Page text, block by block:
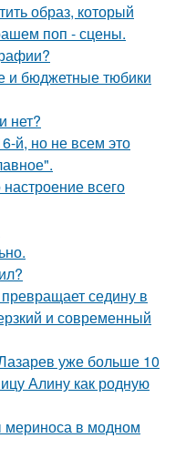
образ, который
поп - сцены.
и бюджетные тюбики
нет?
й, но не всем это
всего
седину в
и современный
уже больше 10
Алину как родную
мериноса в модном